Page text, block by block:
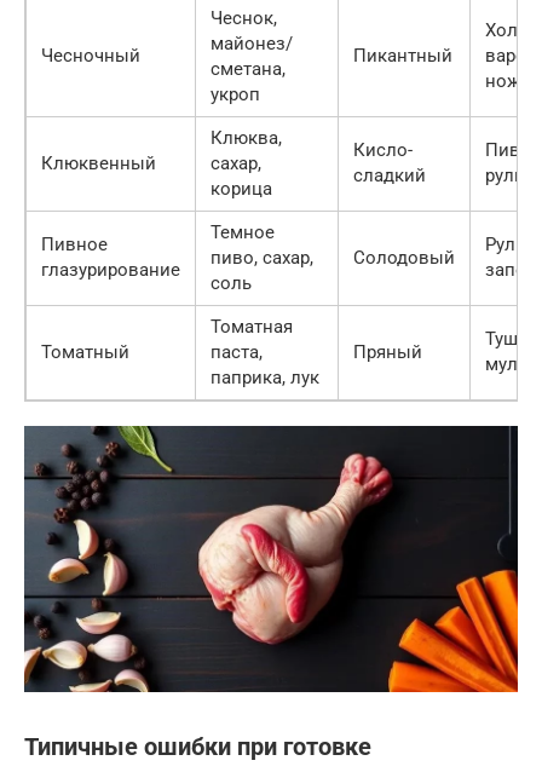
Чесночный
Чеснок,
майонез/
сметана,
укроп
Пикантный
ножки
Клюквенный
Клюква,
сахар,
корица
Кисло-
сладкий
рулька
Пивное
глазурирование
Темное
пиво, сахар,
соль
Солодовый
Томатный
Томатная
паста,
паприка, лук
Пряный
Типичные ошибки при готовке